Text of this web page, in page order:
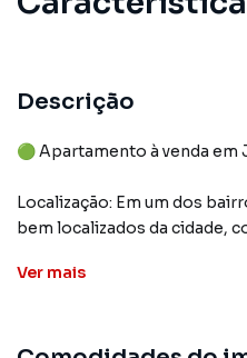
Descrição
🟢 Apartamento à venda em
Localização: Em um dos
bem localizados da cidade,
Ver mais